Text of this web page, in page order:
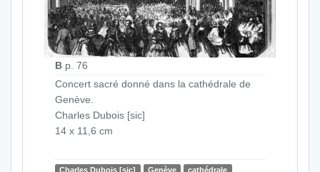
B p. 76
Concert sacré donné dans la cathédrale de
Genève.
Charles Dubois [sic]
14 x 11,6 cm
Charles Dubois [sic] Genève
cathédrale